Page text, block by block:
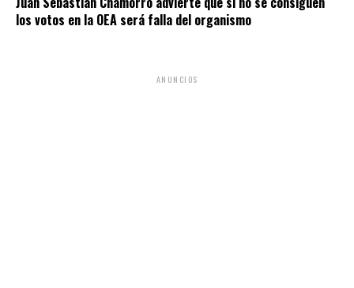
los votos en la OEA será falla del organismo
ANUNCIOS